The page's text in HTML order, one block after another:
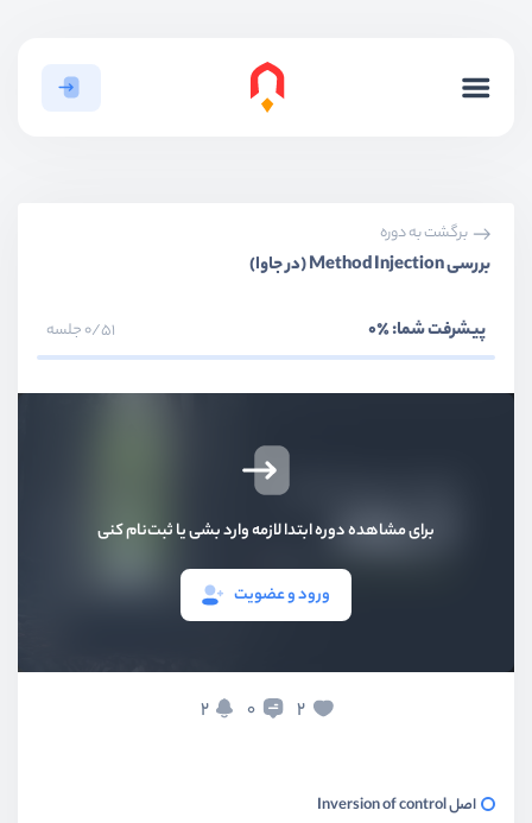
برگشت به دوره
بررسی Method Injection (در جاوا)
پیشرفت شما:٪0 0/51 جلسه
برای مشاهده دوره ابتدا لازمه وارد بشی یا ثبت‌نام کنی
ورود و عضویت
2
0
2
اصل Inversion of control